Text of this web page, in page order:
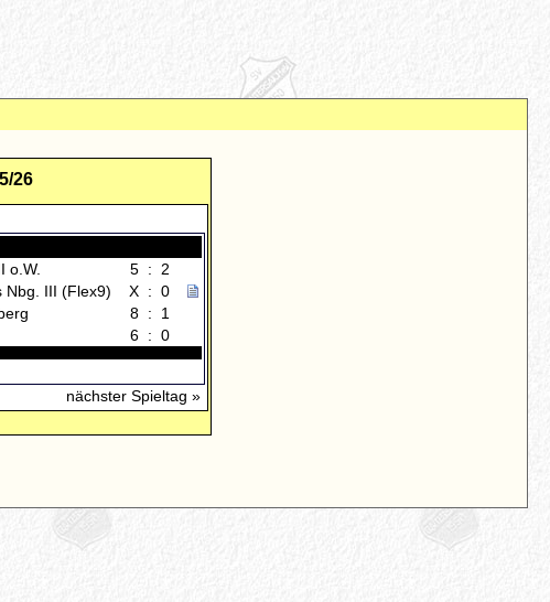
26
o.W. 5 :
2
Nbg. III (Flex9) X : 0
8 :
1
6 : 0
nächster Spieltag »